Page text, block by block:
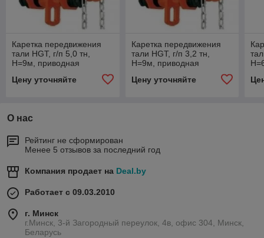
Каретка передвижения
тали HGT, г/п 5,0 тн,
H=9м, приводная
Цену уточняйте
Каретка передвижения
тали HGT, г/п 3,2 тн,
H=9м, приводная
Цену уточняйте
О нас
Рейтинг не сформирован
Менее 5 отзывов за последний год
Компания продает на Deal.by
Работает с 09.03.2010
г. Минск
г.Минск, 3-й Загородный переулок, 4в, офис 304, Минск,
Беларусь